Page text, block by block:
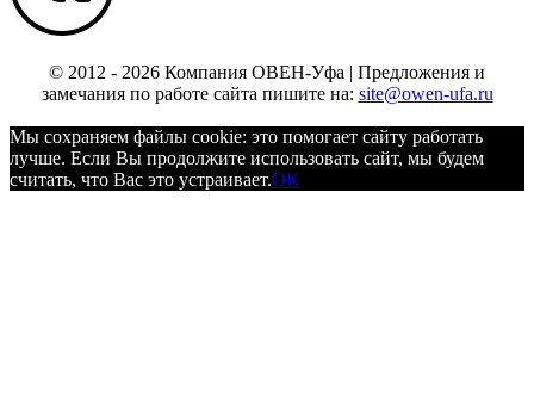
© 2012 - 2026 Компания ОВЕН-Уфа | Предложения и
замечания по работе сайта пишите на: site@owen-ufa.ru
Мы cохраняем файлы cookie: это помогает сайту работать
лучше. Если Вы продолжите использовать сайт, мы будем
считать, что Вас это устраивает.ОК